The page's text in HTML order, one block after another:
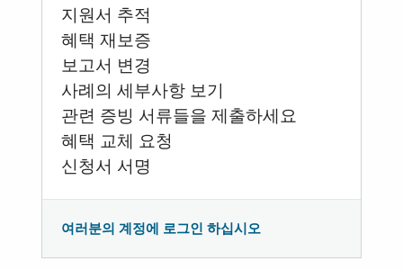
지원서 추적
혜택 재보증
보고서 변경
사례의 세부사항 보기
관련 증빙 서류들을 제출하세요
혜택 교체 요청
신청서 서명
여러분의 계정에 로그인 하십시오